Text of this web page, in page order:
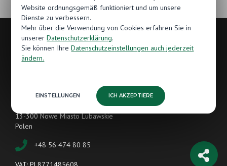
Kontakt
13-300 Nowe Miasto Lubawskie
Polen
+48 56 474 80 85
Website ordnungsgemäß funktioniert und um unsere
Dienste zu verbessern.
Mehr über die Verwendung von Cookies erfahren Sie in
unsererDatenschutzerklärung.
Sie können IhreDatenschutzeinstellungen auch jederzeit
ändern.
EINSTELLUNGEN ICH AKZEPTIERE